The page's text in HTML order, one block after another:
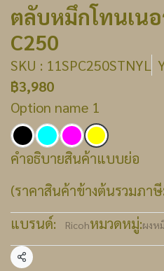
ตลับหมึกโทนเนอ
C250
SKU : 11SPC250STNYL
฿3,980
Option name 1
คำอธิบายสินค้าแบบย่อ
(ราคาสินค้าข้างต้นรวมภา
แบรนด์:
Ricohหมวดหมู่:ผงห
แชร์